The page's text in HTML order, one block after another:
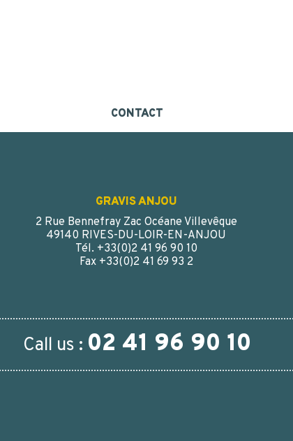
CONTACT
GRAVIS ANJOU
2 Rue Bennefray Zac Océane Villevêque
49140 RIVES-DU-LOIR-EN-ANJOU
Tél. +33(0)2 41 96 90 10
Fax +33(0)2 41 69 93 2
Call us : 02 41 96 90 10